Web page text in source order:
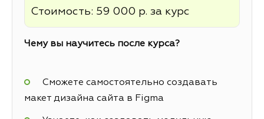
Стоимость: 59 000 р. за курс
Чему вы научитесь после курса?
Сможете самостоятельно создавать
макет дизайна сайта в Figma